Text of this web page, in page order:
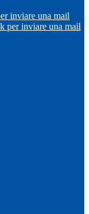
inviare una mail
per inviare una mail